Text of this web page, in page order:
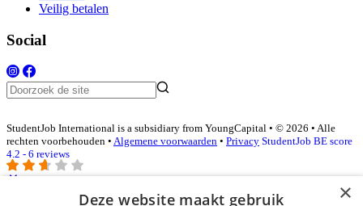
Veilig betalen
Social
StudentJob International is a subsidiary from YoungCapital • © 2026 • Alle
rechten voorbehouden • Algemene voorwaarden • Privacy StudentJob BE score
4.2 - 6 reviews
×
Deze website maakt gebruik